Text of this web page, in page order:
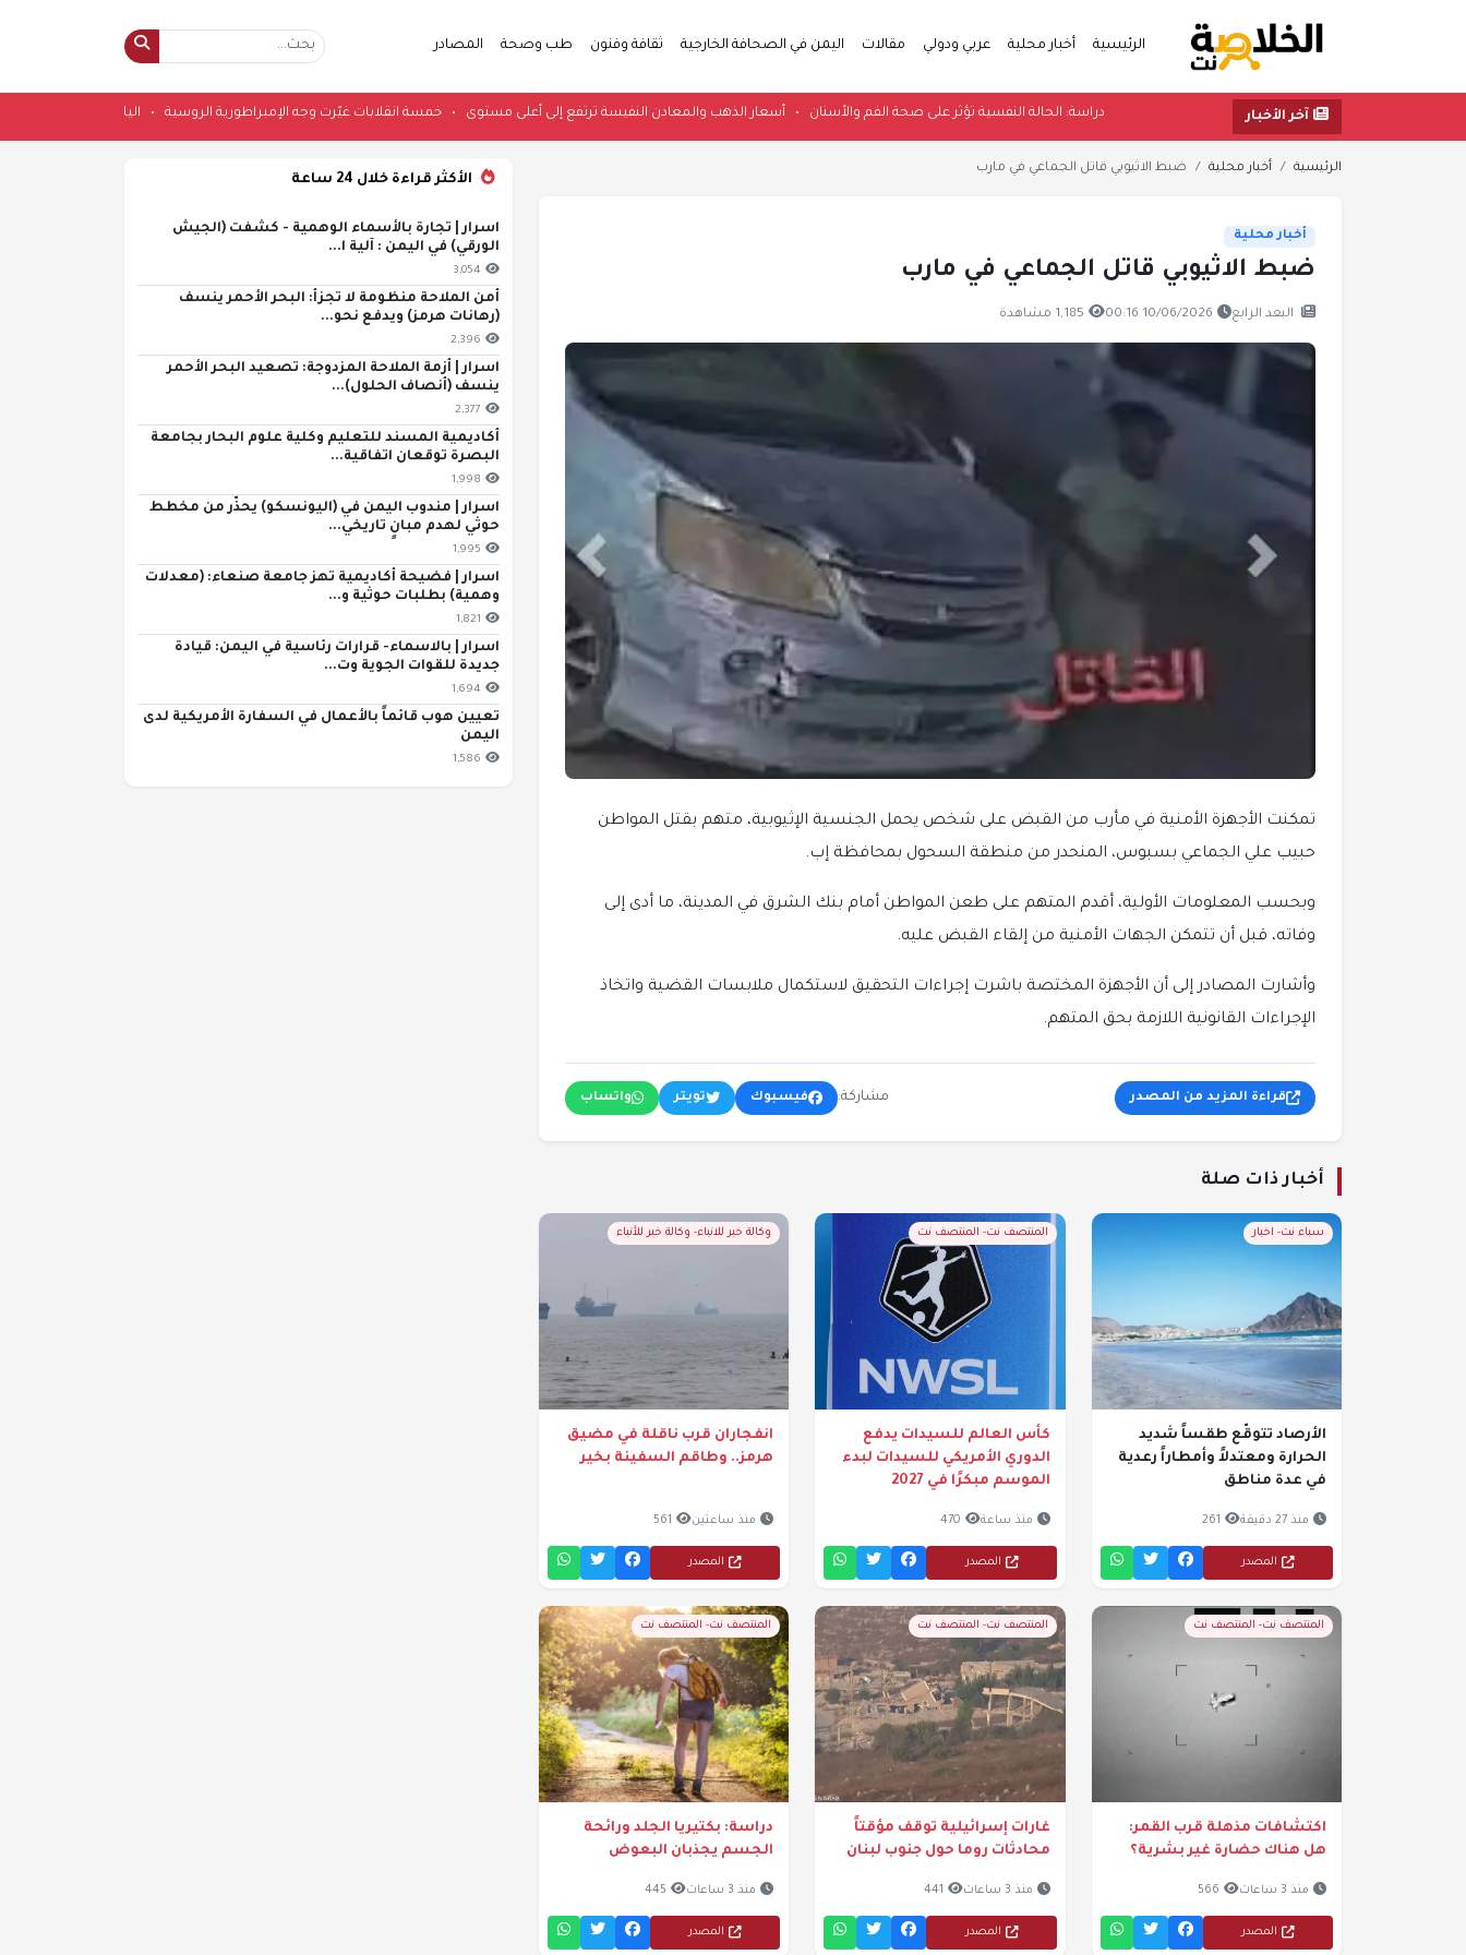
الرئيسية أخبار محلية عربي ودولي مقالات اليمن في الصحافة الخارجية ثقافة وفنون طب وصحة المصادر
آخر الأخبار دراسة: الحالة النفسية تؤثر على صحة الفم والأسنان•أسعار الذهب والمعادن النفيسة ترتفع إلى أعلى مستوى•خمسة انقلابات غيّرت وجه الإمبراطورية الروسية
الرئيسية أخبار محلية ضبط الاثيوبي قاتل الجماعي في مارب
أخبار محلية
ضبط الاثيوبي قاتل الجماعي في مارب
البعد الرابع 10/06/2026 00:16 1,185 مشاهدة
تمكنت الأجهزة الأمنية في مأرب من القبض على شخص يحمل الجنسية الإثيوبية، متهم بقتل المواطن
حبيب علي الجماعي بسبوس، المنحدر من منطقة السحول بمحافظة إب.
وبحسب المعلومات الأولية، أقدم المتهم على طعن المواطن أمام بنك الشرق في المدينة، ما أدى إلى
وفاته، قبل أن تتمكن الجهات الأمنية من إلقاء القبض عليه.
وأشارت المصادر إلى أن الأجهزة المختصة باشرت إجراءات التحقيق لاستكمال ملابسات القضية واتخاذ
الإجراءات القانونية اللازمة بحق المتهم.
قراءة المزيد من المصدر مشاركة: فيسبوك تويتر واتساب
أخبار ذات صلة
سباء نت- اخبار
الأرصاد تتوقّع طقساً شديد
الحرارة ومعتدلاً وأمطاراً رعدية
في عدة مناطق
منذ 27 دقيقة 261
المصدر
المنتصف نت- المنتصف نت
كأس العالم للسيدات يدفع
الدوري الأمريكي للسيدات لبدء
الموسم مبكرًا في 2027
منذ ساعة 470
المصدر
وكالة خبر للانباء- وكالة خبر للأنباء
انفجاران قرب ناقلة في مضيق
هرمز.. وطاقم السفينة بخير
منذ ساعتين 561
المصدر
المنتصف نت- المنتصف نت
اكتشافات مذهلة قرب القمر:
هل هناك حضارة غير بشرية؟
منذ 3 ساعات 566
المصدر
المنتصف نت- المنتصف نت
غارات إسرائيلية توقف مؤقتاً
محادثات روما حول جنوب لبنان
منذ 3 ساعات 441
المصدر
المنتصف نت- المنتصف نت
دراسة: بكتيريا الجلد ورائحة
الجسم يجذبان البعوض
منذ 3 ساعات 445
المصدر
الأكثر قراءة خلال 24 ساعة
اسرار | تجارة بالأسماء الوهمية - كشفت (الجيش
الورقي) في اليمن : آلية ا...
3,054
أمن الملاحة منظومة لا تجزأ: البحر الأحمر ينسف
(رهانات هرمز) ويدفع نحو...
2,396
اسرار | أزمة الملاحة المزدوجة: تصعيد البحر الأحمر
ينسف (أنصاف الحلول)...
2,377
أكاديمية المسند للتعليم وكلية علوم البحار بجامعة
البصرة توقعان اتفاقية...
1,998
اسرار | مندوب اليمن في (اليونسكو) يحذّر من مخطط
حوثي لهدم مبانٍ تاريخي...
1,995
اسرار | فضيحة أكاديمية تهز جامعة صنعاء: (معدلات
وهمية) بطلبات حوثية و...
1,821
اسرار | بالاسماء- قرارات رئاسية في اليمن: قيادة
جديدة للقوات الجوية وت...
1,694
تعيين هوب قائماً بالأعمال في السفارة الأمريكية لدى
اليمن
1,586